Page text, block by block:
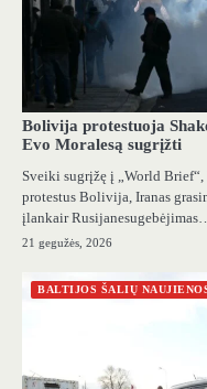
Bolivija protestuoja
Evo Moralesą sugrįžti
Sveiki sugrįžę į „World
protestus Bolivija, Iranas
įlankair Rusijanesugebėjimas…
21 gegužės, 2026
BALTIJOS ŠALIŲ